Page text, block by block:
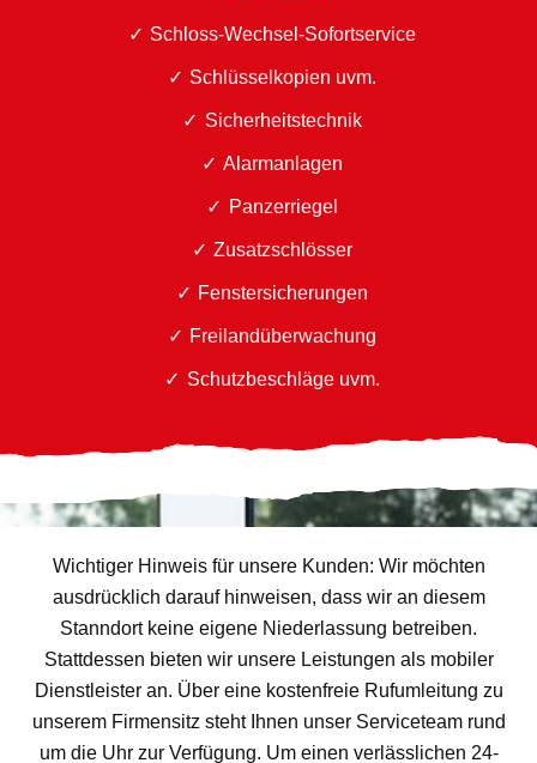
Schloss-Wechsel-Sofortservice
Schlüsselkopien uvm.
Sicherheitstechnik
Alarmanlagen
Panzerriegel
Zusatzschlösser
Fenstersicherungen
Freilandüberwachung
Schutzbeschläge uvm.
Wichtiger Hinweis für unsere Kunden: Wir möchten
ausdrücklich darauf hinweisen, dass wir an diesem
Stanndort keine eigene Niederlassung betreiben.
Stattdessen bieten wir unsere Leistungen als mobiler
Dienstleister an. Über eine kostenfreie Rufumleitung zu
unserem Firmensitz steht Ihnen unser Serviceteam rund
um die Uhr zur Verfügung. Um einen verlässlichen 24-